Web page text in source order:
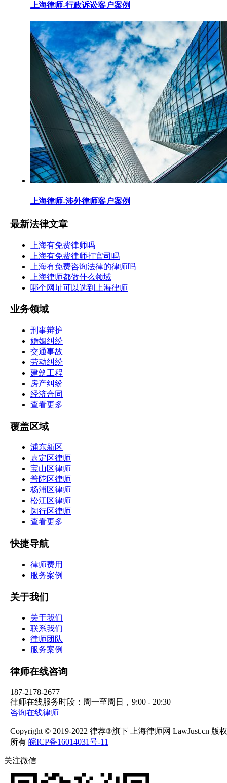
上海律师-行政诉讼客户案例
上海律师-涉外律师客户案例
最新法律文章
上海有免费律师吗
上海有免费律师打官司吗
上海有免费咨询法律的律师吗
上海律师都做什么领域
哪个网址可以选到上海律师
业务领域
刑事辩护
婚姻纠纷
交通事故
劳动纠纷
建筑工程
房产纠纷
经济合同
查看更多
覆盖区域
浦东新区
嘉定区律师
宝山区律师
普陀区律师
杨浦区律师
松江区律师
闵行区律师
查看更多
快捷导航
律师费用
服务案例
关于我们
关于我们
联系我们
律师团队
服务案例
律师在线咨询
187-2178-2677
律师在线服务时段：周一至周日，9:00 - 20:30
咨询在线律师
Copyright © 2019-2022 律荐®旗下 上海律师网 LawJust.cn 版权
所有 皖ICP备16014031号-11
关注微信